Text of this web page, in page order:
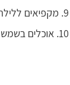
9. מקפיאים ללילה ומוציאים מהתבניות בעדינות.
10. אוכלים בשמש ומצטלמים אחרי שכל הפה צבוע באדום!